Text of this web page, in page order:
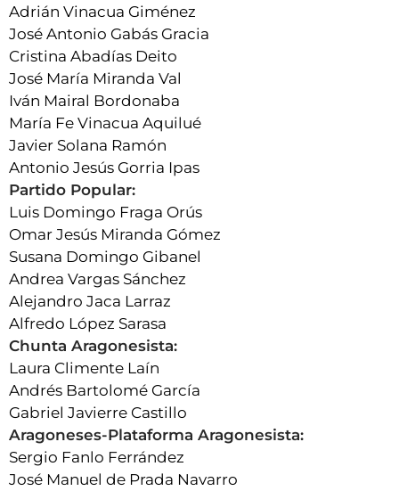
Adrián Vinacua Giménez
José Antonio Gabás Gracia
Cristina Abadías Deito
José María Miranda Val
Iván Mairal Bordonaba
María Fe Vinacua Aquilué
Javier Solana Ramón
Antonio Jesús Gorria Ipas
Partido Popular:
Luis Domingo Fraga Orús
Omar Jesús Miranda Gómez
Susana Domingo Gibanel
Andrea Vargas Sánchez
Alejandro Jaca Larraz
Alfredo López Sarasa
Chunta Aragonesista:
Laura Climente Laín
Andrés Bartolomé García
Gabriel Javierre Castillo
Aragoneses-Plataforma Aragonesista:
Sergio Fanlo Ferrández
José Manuel de Prada Navarro